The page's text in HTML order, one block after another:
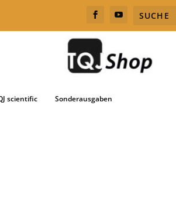
scientific Sonderausgaben